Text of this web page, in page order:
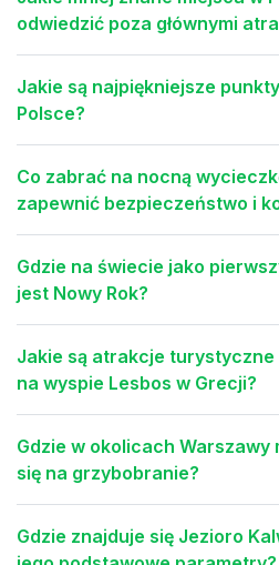
odwiedzić poza głównymi
Jakie są najpiękniejsze
Polsce?
Co zabrać na nocną
zapewnić bezpieczeństwo i
Gdzie na świecie jako
jest Nowy Rok?
Jakie są atrakcje
na wyspie Lesbos w Grecji?
Gdzie w okolicach Warszawy
się na grzybobranie?
Gdzie znajduje się Jezioro